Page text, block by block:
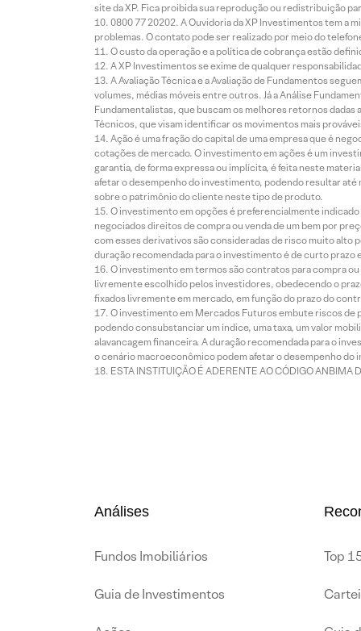
site da XP. Fica proibida sua reprodução ou redistribuição
0800 77 20202. A Ouvidoria da XP Investimentos tem a
problemas. O contato pode ser realizado por meio do
O custo da operação e a política de cobrança estão
A XP Investimentos se exime de qualquer
A Avaliação Técnica e a Avaliação de Fundamentos
volumes, médias móveis entre outros. Já a Análise
Fundamentalistas, que buscam os melhores retornos
Técnicos, que visam identificar os movimentos mais
Ação é uma fração do capital de uma empresa que é
cotações de mercado. O investimento em ações é um
garantia, de forma expressa ou implícita, é feita neste
afetar o desempenho do investimento, podendo resultar
sobre o patrimônio do cliente neste tipo de produto.
O investimento em opções é preferencialmente
negociados direitos de compra ou venda de um bem por
com esses derivativos são consideradas de risco muito alto
duração recomendada para o investimento é de curto
O investimento em termos são contratos para compra
livremente escolhido pelos investidores, obedecendo o
fixados livremente em mercado, em função do prazo do
O investimento em Mercados Futuros embute riscos
podendo consubstanciar um índice, uma taxa, um valor
alavancagem financeira. A duração recomendada para o
o cenário macroeconômico podem afetar o desempenho do
ESTA INSTITUIÇÃO É ADERENTE AO CÓDIGO ANBIMA
Análises
Fundos Imobiliários
Guia de Investimentos
Top